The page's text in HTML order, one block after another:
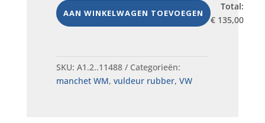
onderdeel
AAN WINKELWAGEN TOEVOEGEN
Total:
€135,00
SKU: A1.2..11488
Categorieën:
manchet WM, vuldeur rubber, VW